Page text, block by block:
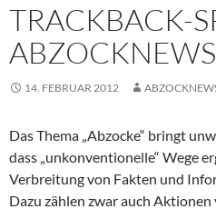
TRACKBACK-
14. FEBRUAR 2012
Das Thema „Abzocke“ bringt
dass „unkonventionelle“ Wege
Verbreitung von Fakten und
Dazu zählen zwar auch